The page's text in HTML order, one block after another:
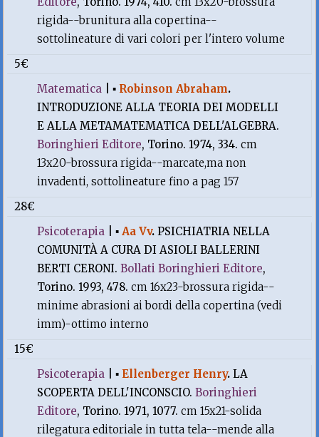
rigida--brunitura alla copertina--
sottolineature di vari colori per l'intero volume
5€
Matematica |▪ Robinson Abraham.
INTRODUZIONE ALLA TEORIA DEI MODELLI
E ALLA METAMATEMATICA DELL'ALGEBRA.
Boringhieri Editore, Torino. 1974, 334.cm
13x20-brossura rigida--marcate,ma non
invadenti, sottolineature fino a pag 157
28€
Psicoterapia |▪Aa Vv.PSICHIATRIA NELLA
COMUNITÀ A CURA DI ASIOLI BALLERINI
BERTI CERONI.Bollati Boringhieri Editore,
Torino. 1993, 478.cm 16x23-brossura rigida--
minime abrasioni ai bordi della copertina (vedi
imm)-ottimo interno
15€
Psicoterapia |▪ Ellenberger Henry.LA
SCOPERTA DELL'INCONSCIO.Boringhieri
Editore, Torino. 1971, 1077.cm 15x21-solida
rilegatura editoriale in tutta tela--mende alla